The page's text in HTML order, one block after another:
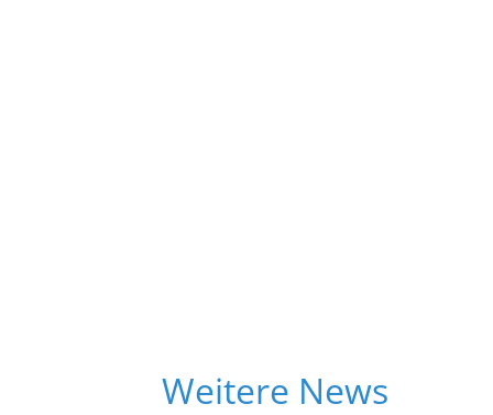
Weitere News